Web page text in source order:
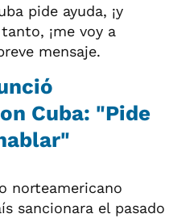
pide ayuda, ¡y
¡me voy a
mensaje.
Cuba: "Pide
norteamericano
sancionara el pasado